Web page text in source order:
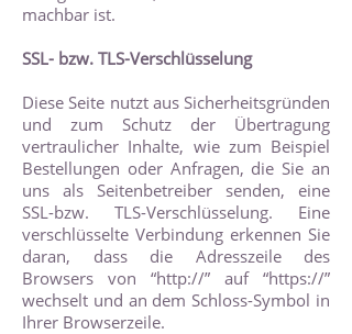
machbar ist.
SSL- bzw. TLS-Verschlüsselung
Diese Seite nutzt aus Sicherheitsgründen
und zum Schutz der Übertragung
vertraulicher Inhalte, wie zum Beispiel
Bestellungen oder Anfragen, die Sie an
uns als Seitenbetreiber senden, eine
SSL-bzw. TLS-Verschlüsselung. Eine
verschlüsselte Verbindung erkennen Sie
daran, dass die Adresszeile des
Browsers von “http://” auf “https://”
wechselt und an dem Schloss-Symbol in
Ihrer Browserzeile.